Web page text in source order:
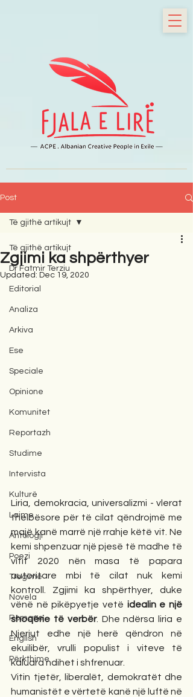
Post
Të gjithë artikujt
Dr Fatmir Terziu
Editorial
Analiza
Arkiva
Ese
Speciale
Opinione
Komunitet
Reportazh
Studime
Intervista
Kulturë
Lajme
Antologji
Poezi
Tregime
Novela
Romane
English
Përkthime
Të gjithë artikujt
Zgjimi ka shpërthyer
Updated: Dec 19, 2020
Liria, demokracia, universalizmi - vlerat
thelbësore për të cilat qëndrojmë me
majë kanë marrë një rrahje këtë vit. Ne
kemi shpenzuar një pjesë të madhe të
vitit 2020 nën masa të papara
autoritare mbi të cilat nuk kemi
kontroll. Zgjimi ka shpërthyer, duke
vënë në pikëpyetje vetë idealin e një
shoqërie të verbër. Dhe ndërsa liria e
Njeriut edhe një herë qëndron në
ekuilibër, vrulli populist i viteve të
kaluara ndihet i shfrenuar.
Vitin tjetër, liberalët, demokratët dhe
humanistët e vërtetë kanë një luftë në